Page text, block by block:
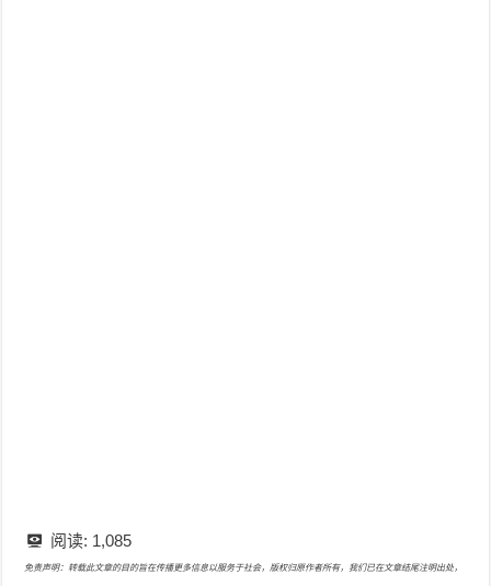
阅读: 1,085
免责声明：转载此文章的目的旨在传播更多信息以服务于社会，版权归原作者所有，我们已在文章结尾注明出处，